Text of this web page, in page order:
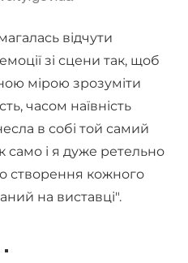
відчути
зі сцени так, щоб
мірою зрозуміти
часом наївність
в собі той самий
само і я дуже ретельно
створення кожного
на виставці".